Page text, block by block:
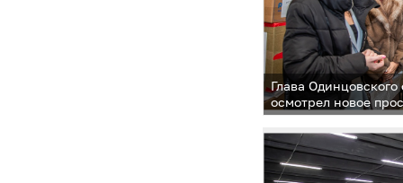
Глава
осмотрел новое
творческого
в Голицыно